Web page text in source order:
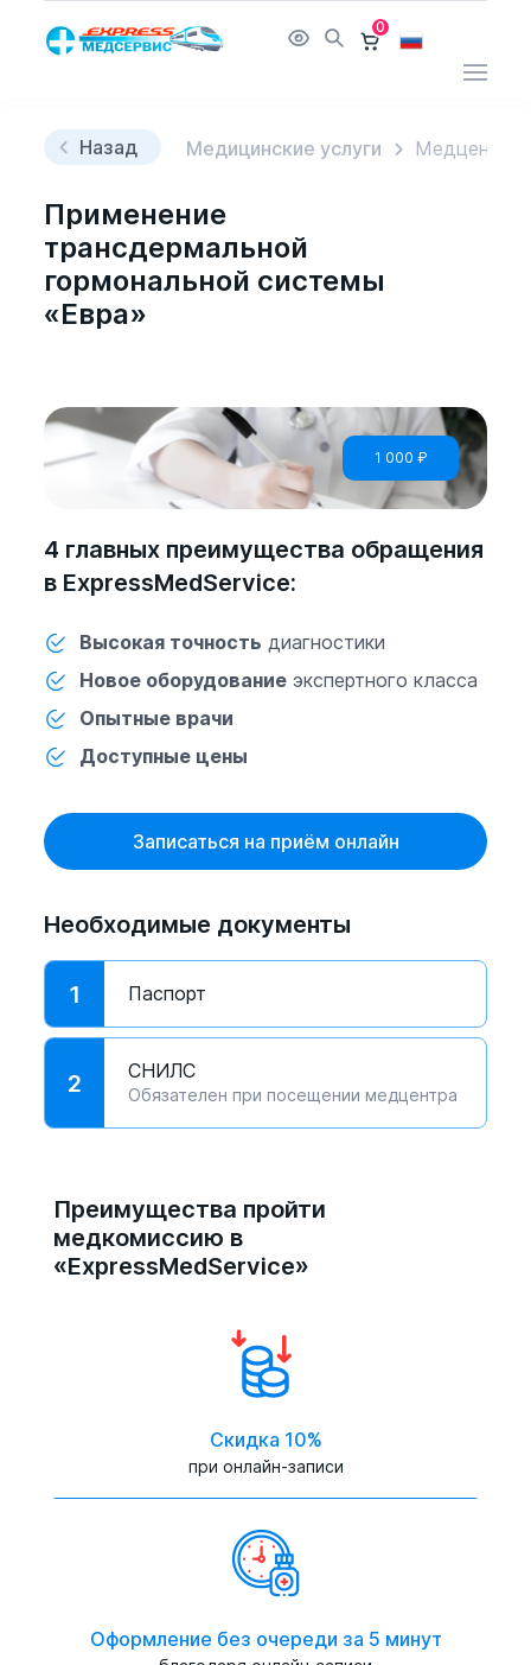
0
Назад Медицинские услуги Медцентр
Применение
трансдермальной
гормональной системы
«Евра»
4 главных преимущества обращения
в ExpressMedService:
Высокая точность диагностики
Новое оборудование экспертного класса
Опытные врачи
Доступные цены
Записаться на приём онлайн
1 000 ₽
Необходимые документы
1 Паспорт
2 СНИЛС
Обязателен при посещении медцентра
Преимущества пройти
медкомиссию в
«ExpressMedService»
Скидка 10%
при онлайн-записи
Оформление без очереди за 5 минут